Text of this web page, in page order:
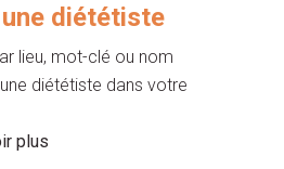
diététiste
lieu, mot-clé ou nom
diététiste dans votre
plus